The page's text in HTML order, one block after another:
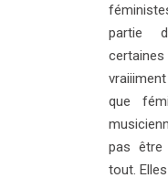
partie
que
pas être
tout.